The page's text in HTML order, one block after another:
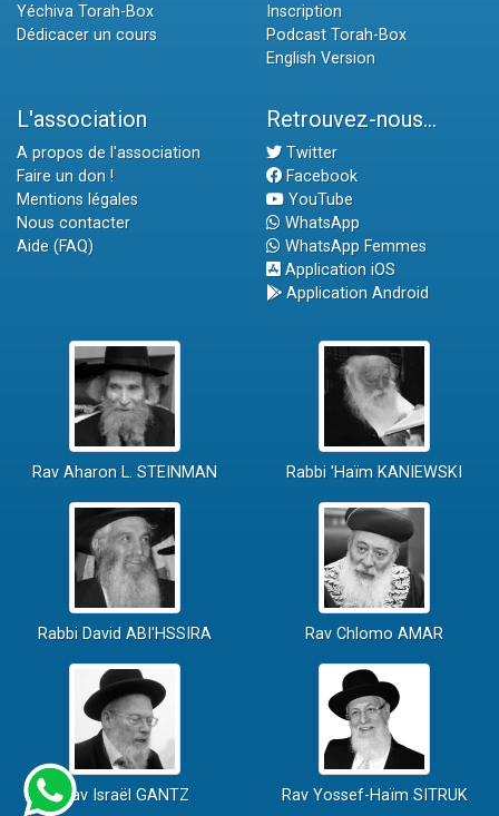
Yéchiva Torah-Box
Dédicacer un cours
Inscription
Podcast Torah-Box
English Version
L'association
A propos de l'association
Faire un don !
Mentions légales
Nous contacter
Aide (FAQ)
Retrouvez-nous...
Twitter
Facebook
YouTube
WhatsApp
WhatsApp Femmes
Application iOS
Application Android
Rav Aharon L. STEINMAN Rabbi 'Haïm KANIEWSKI
Rabbi David ABI'HSSIRA Rav Chlomo AMAR
Rav Israël GANTZ Rav Yossef-Haïm SITRUK